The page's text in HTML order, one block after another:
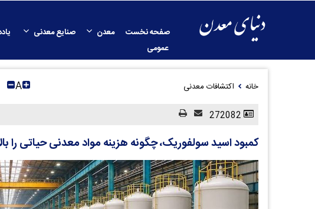
صفحه نخست معدن صنایع معدنی
عمومی
خانه اکتشافات معدنی A
کمبود اسید سولفوریک، چگونه هزینه مواد معدنی حیاتی را